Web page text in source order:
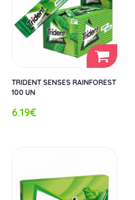
TRIDENT SENSES RAINFOREST
100 UN
6.19€